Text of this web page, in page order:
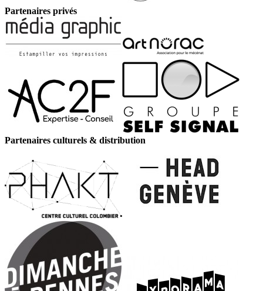
Partenaires privés
Partenaires culturels & distribution